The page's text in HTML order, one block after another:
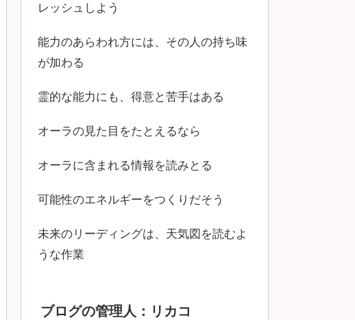
レッシュしよう
能力のあらわれ方には、その人の持ち味
が加わる
霊的な能力にも、得意と苦手はある
オーラの見た目をたとえるなら
オーラに含まれる情報を読みとる
可能性のエネルギーをつくりだそう
未来のリーディングは、天気図を読むよ
うな作業
ブログの管理人：リカコ